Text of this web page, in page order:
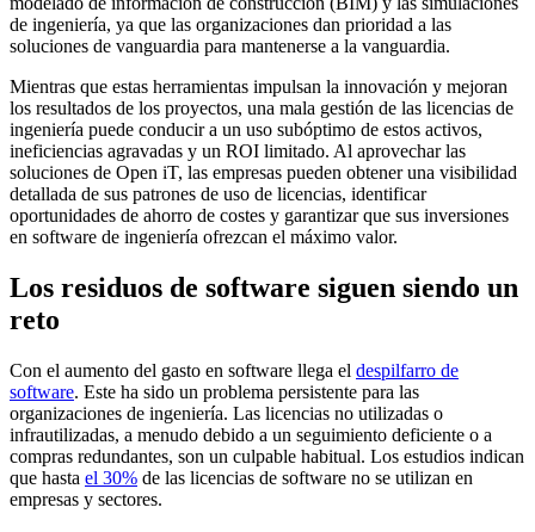
de ingeniería, ya que las organizaciones dan prioridad a las
soluciones de vanguardia para mantenerse a la vanguardia.
Mientras que estas herramientas impulsan la innovación y mejoran
los resultados de los proyectos, una mala gestión de las licencias de
ingeniería puede conducir a un uso subóptimo de estos activos,
ineficiencias agravadas y un ROI limitado. Al aprovechar las
soluciones de Open iT, las empresas pueden obtener una visibilidad
detallada de sus patrones de uso de licencias, identificar
oportunidades de ahorro de costes y garantizar que sus inversiones
en software de ingeniería ofrezcan el máximo valor.
Los residuos de software siguen siendo un
reto
Con el aumento del gasto en software llega el despilfarro de
software. Este ha sido un problema persistente para las
organizaciones de ingeniería. Las licencias no utilizadas o
infrautilizadas, a menudo debido a un seguimiento deficiente o a
compras redundantes, son un culpable habitual. Los estudios indican
que hasta el 30% de las licencias de software no se utilizan en
empresas y sectores.